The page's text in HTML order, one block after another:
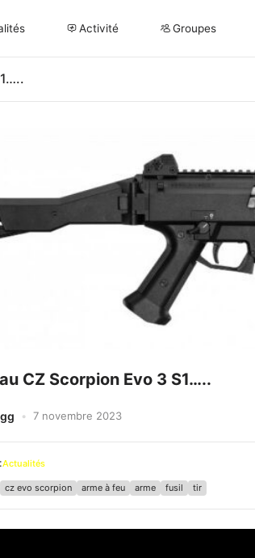
Activité Groupes
CZ Scorpion Evo 3 S1…..
7 novembre 2023
Actualités
cz evo scorpion arme à feu arme fusil tir